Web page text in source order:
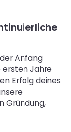
Anfang
ersten Jahre
Erfolg deines
Gründung,